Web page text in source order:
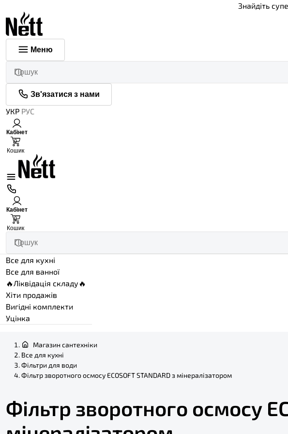
Знайдіть
Меню
Зв'язатися з нами
УКР РУС
Кабінет
0
Кошик
Кабінет
0
Кошик
Все для кухні
Все для ванної
🔥Ліквідація складу🔥
Хіти продажів
Вигідні комплекти
Уцінка
Магазин сантехніки
Все для кухні
Фільтри для води
Фільтр зворотного осмосу ECOSOFT STANDARD з мінералізатором
Фільтр зворотного осмосу